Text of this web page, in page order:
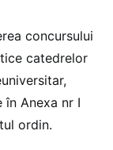
concursului
catedrelor
în Anexa nr I
ordin.